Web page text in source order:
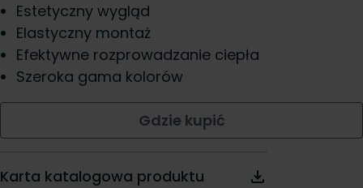
Estetyczny wygląd
Elastyczny montaż
Efektywne rozprowadzanie ciepła
Szeroka gama kolorów
Gdzie kupić
Karta katalogowa produktu